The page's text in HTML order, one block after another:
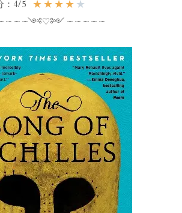
：4/5 ★★★★ ★
┈ ┈ ┈༺♡༻ ┈ ┈ ┈ ┈ ┈